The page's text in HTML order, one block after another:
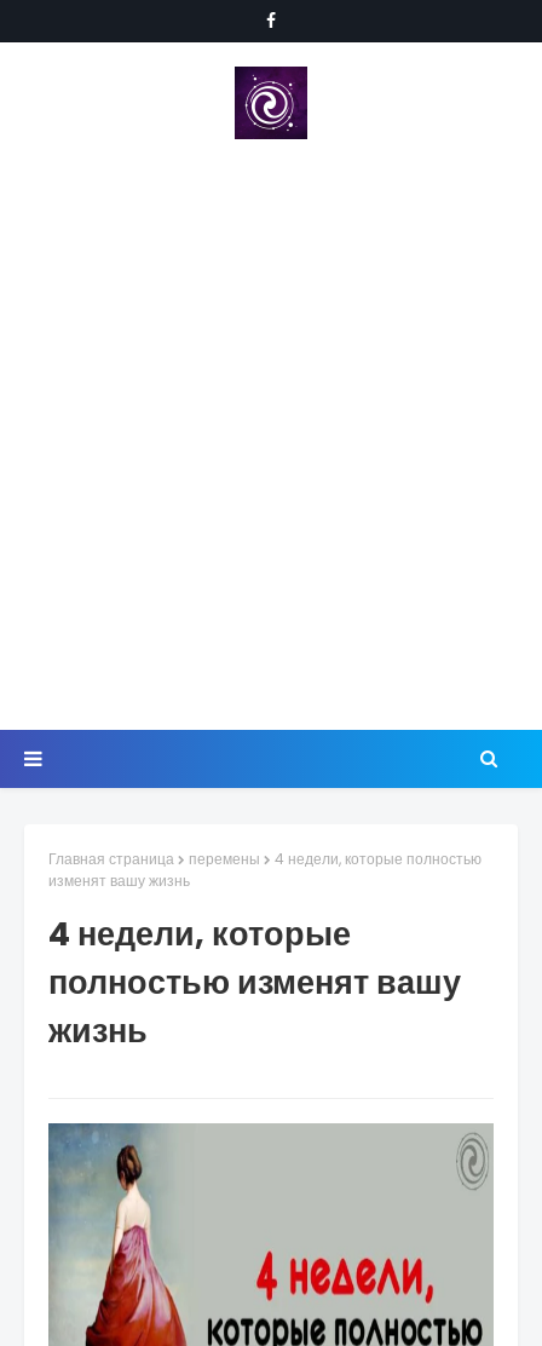
Главная страница перемены
4 недели, которые полностью
изменят вашу жизнь
4 недели, которые
полностью изменят вашу
жизнь